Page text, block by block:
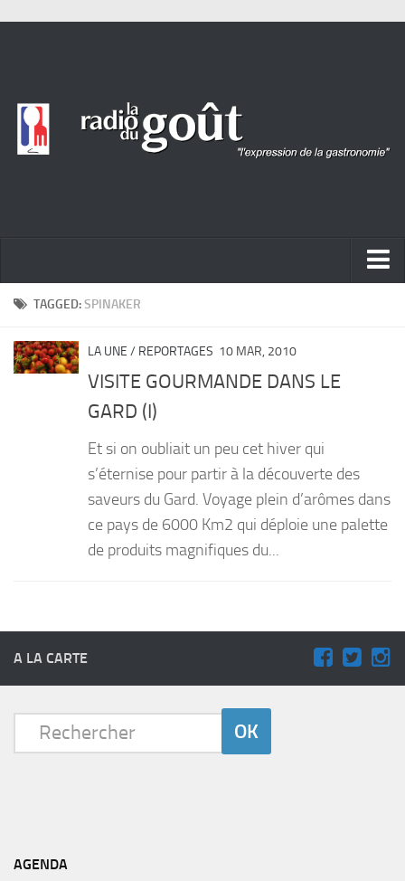
ACTUALITÉ
PORTRAITS
Desserts
TAGGED:SPINAKER
LA UNE / REPORTAGES 10 MAR, 2010
VISITE GOURMANDE DANS LE
GARD (I)
Et si on oubliait un peu cet hiver qui
s’éternise pour partir à la découverte des
saveurs du Gard. Voyage plein d’arômes dans
ce pays de 6000 Km2 qui déploie une palette
de produits magnifiques du...
A LA CARTE
AGENDA